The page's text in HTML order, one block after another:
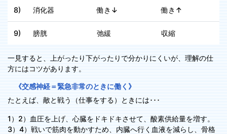
8) 消化器 働き↓ 働き↑
9) 膀胱 弛緩 収縮
一見すると、上がったり下がったりで分かりにくいが、理解の仕
方にはコツがあります。
《交感神経＝緊急非常のときに働く》
たとえば、敵と戦う（仕事をする）ときには･･･
1）2）血圧を上げ、心臓をドキドキさせて、酸素供給量を増す。
3）4）戦いで筋肉を動かすため、内臓へ行く血液を減らし、骨格